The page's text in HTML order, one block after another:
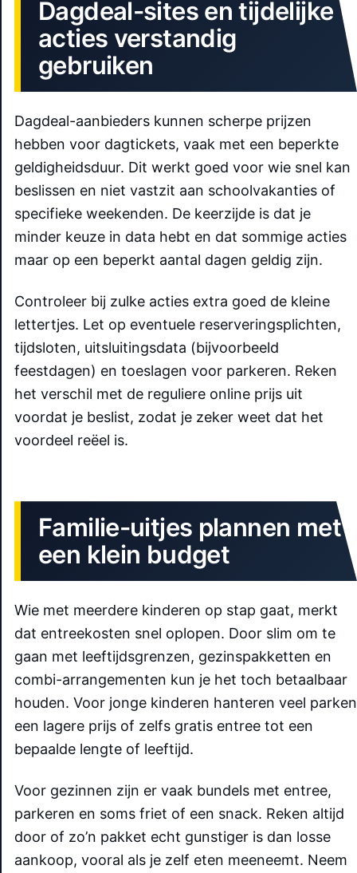
Dagdeal-sites en tijdelijke
acties verstandig
gebruiken
Dagdeal-aanbieders kunnen scherpe prijzen
hebben voor dagtickets, vaak met een beperkte
geldigheidsduur. Dit werkt goed voor wie snel kan
beslissen en niet vastzit aan schoolvakanties of
specifieke weekenden. De keerzijde is dat je
minder keuze in data hebt en dat sommige acties
maar op een beperkt aantal dagen geldig zijn.
Controleer bij zulke acties extra goed de kleine
lettertjes. Let op eventuele reserveringsplichten,
tijdsloten, uitsluitingsdata (bijvoorbeeld
feestdagen) en toeslagen voor parkeren. Reken
het verschil met de reguliere online prijs uit
voordat je beslist, zodat je zeker weet dat het
voordeel reëel is.
Familie-uitjes plannen met
een klein budget
Wie met meerdere kinderen op stap gaat, merkt
dat entreekosten snel oplopen. Door slim om te
gaan met leeftijdsgrenzen, gezinspakketten en
combi-arrangementen kun je het toch betaalbaar
houden. Voor jonge kinderen hanteren veel parken
een lagere prijs of zelfs gratis entree tot een
bepaalde lengte of leeftijd.
Voor gezinnen zijn er vaak bundels met entree,
parkeren en soms friet of een snack. Reken altijd
door of zo’n pakket echt gunstiger is dan losse
aankoop, vooral als je zelf eten meeneemt. Neem